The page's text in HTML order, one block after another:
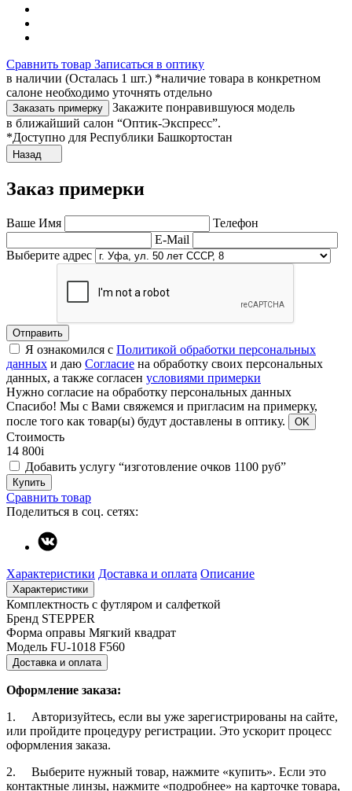
Сравнить товар Записаться в оптику
в наличии (Осталась 1 шт.) *наличие товара в конкретном
салоне необходимо уточнять отдельно
Заказать примерку
Закажите понравившуюся модель
в ближайший салон “Оптик-Экспресс”.
*Доступно для Республики Башкортостан
Назад
Заказ примерки
Ваше Имя
Телефон
E-Mail
Выберите адрес
Отправить
Я ознакомился с Политикой обработки персональных
данных и даю Согласие на обработку своих персональных
данных, а также согласен условиями примерки
Нужно согласие на обработку персональных данных
Спасибо! Мы с Вами свяжемся и пригласим на примерку,
после того как товар(ы) будут доставлены в оптику.
OK
Стоимость
14 800i
Добавить услугу “изготовление очков 1100 руб”
Купить
Сравнить товар
Поделиться в соц. сетях:
Характеристики Доставка и оплата Описание
Характеристики
Комплектность с футляром и салфеткой
Бренд STEPPER
Форма оправы Мягкий квадрат
Модель FU-1018 F560
Доставка и оплата
Оформление заказа:
1. Авторизуйтесь, если вы уже зарегистрированы на сайте,
или пройдите процедуру регистрации. Это ускорит процесс
оформления заказа.
2. Выберите нужный товар, нажмите «купить». Если это
контактные линзы, нажмите «подробнее» на карточке товара,